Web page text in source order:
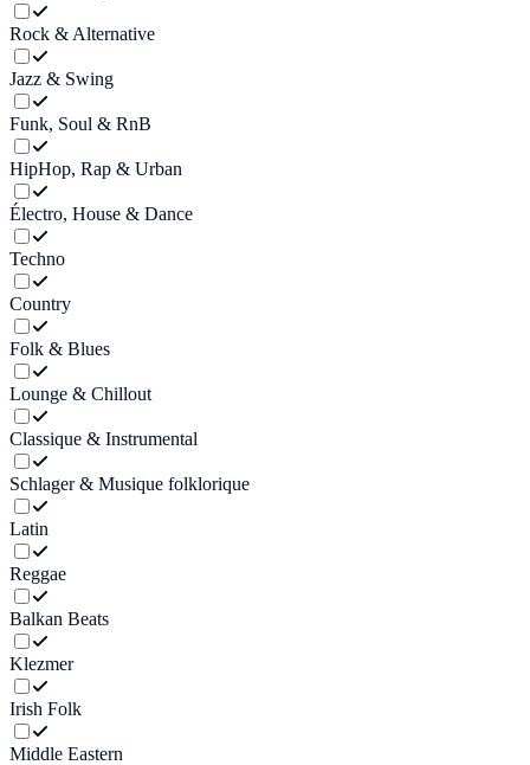
Rock & Alternative
Jazz & Swing
Funk, Soul & RnB
HipHop, Rap & Urban
Électro, House & Dance
Techno
Country
Folk & Blues
Lounge & Chillout
Classique & Instrumental
Schlager & Musique folklorique
Latin
Reggae
Balkan Beats
Klezmer
Irish Folk
Middle Eastern